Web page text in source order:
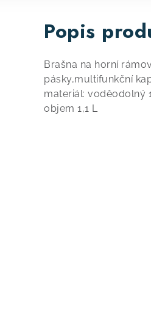
Popis
Brašna na horní
pásky,multifunkční
materiál: voděodolný
objem 1,1 L